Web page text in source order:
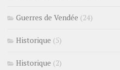
Guerres de Vendée (24)
Historique (5)
Historique (2)